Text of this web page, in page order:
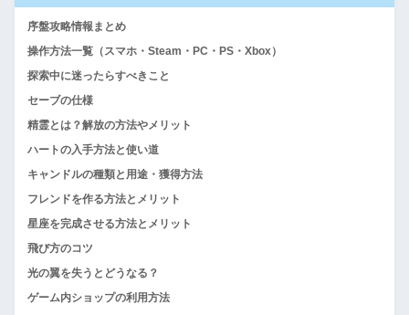
序盤攻略情報まとめ
操作方法一覧（スマホ・Steam・PC・PS・Xbox）
探索中に迷ったらすべきこと
セーブの仕様
精霊とは？解放の方法やメリット
ハートの入手方法と使い道
キャンドルの種類と用途・獲得方法
フレンドを作る方法とメリット
星座を完成させる方法とメリット
飛び方のコツ
光の翼を失うとどうなる？
ゲーム内ショップの利用方法